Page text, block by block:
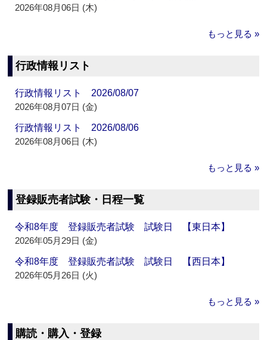
2026年08月06日 (木)
もっと見る »
行政情報リスト
行政情報リスト 2026/08/07
2026年08月07日 (金)
行政情報リスト 2026/08/06
2026年08月06日 (木)
もっと見る »
登録販売者試験・日程一覧
令和8年度 登録販売者試験 試験日 【東日本】
2026年05月29日 (金)
令和8年度 登録販売者試験 試験日 【西日本】
2026年05月26日 (火)
もっと見る »
購読・購入・登録